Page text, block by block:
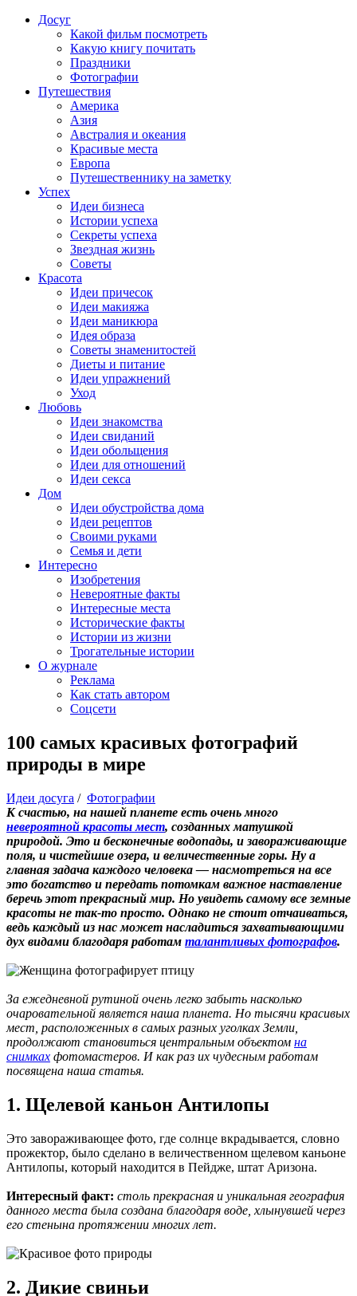
Досуг
Какой фильм посмотреть
Какую книгу почитать
Праздники
Фотографии
Путешествия
Америка
Азия
Австралия и океания
Красивые места
Европа
Путешественнику на заметку
Успех
Идеи бизнеса
Истории успеха
Секреты успеха
Звездная жизнь
Советы
Красота
Идеи причесок
Идеи макияжа
Идеи маникюра
Идея образа
Советы знаменитостей
Диеты и питание
Идеи упражнений
Уход
Любовь
Идеи знакомства
Идеи свиданий
Идеи обольщения
Идеи для отношений
Идеи секса
Дом
Идеи обустройства дома
Идеи рецептов
Своими руками
Семья и дети
Интересно
Изобретения
Невероятные факты
Интересные места
Исторические факты
Истории из жизни
Трогательные истории
О журнале
Реклама
Как стать автором
Соцсети
100 самых красивых фотографий
природы в мире
Идеи досуга / Фотографии
К счастью, на нашей планете есть очень много
невероятной красоты мест, созданных матушкой
природой. Это и бесконечные водопады, и завораживающие
поля, и чистейшие озера, и величественные горы. Ну а
главная задача каждого человека — насмотреться на все
это богатство и передать потомкам важное наставление
беречь этот прекрасный мир. Но увидеть самому все земные
красоты не так-то просто. Однако не стоит отчаиваться,
ведь каждый из нас может насладиться захватывающими
дух видами благодаря работам талантливых фотографов.
За ежедневной рутиной очень легко забыть насколько
очаровательной является наша планета. Но тысячи красивых
мест, расположенных в самых разных уголках Земли,
продолжают становиться центральным объектом на
снимках фотомастеров. И как раз их чудесным работам
посвящена наша статья.
1. Щелевой каньон Антилопы
Это завораживающее фото, где солнце вкрадывается, словно
прожектор, было сделано в величественном щелевом каньоне
Антилопы, который находится в Пейдже, штат Аризона.
Интересный факт: столь прекрасная и уникальная география
данного места была создана благодаря воде, хлынувшей через
его стенына протяжении многих лет.
2. Дикие свиньи